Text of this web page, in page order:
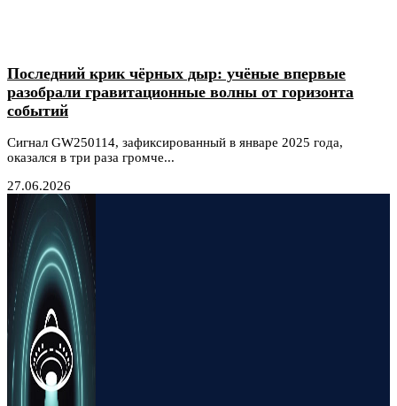
Последний крик чёрных дыр: учёные впервые
разобрали гравитационные волны от горизонта
событий
Сигнал GW250114, зафиксированный в январе 2025 года,
оказался в три раза громче...
27.06.2026